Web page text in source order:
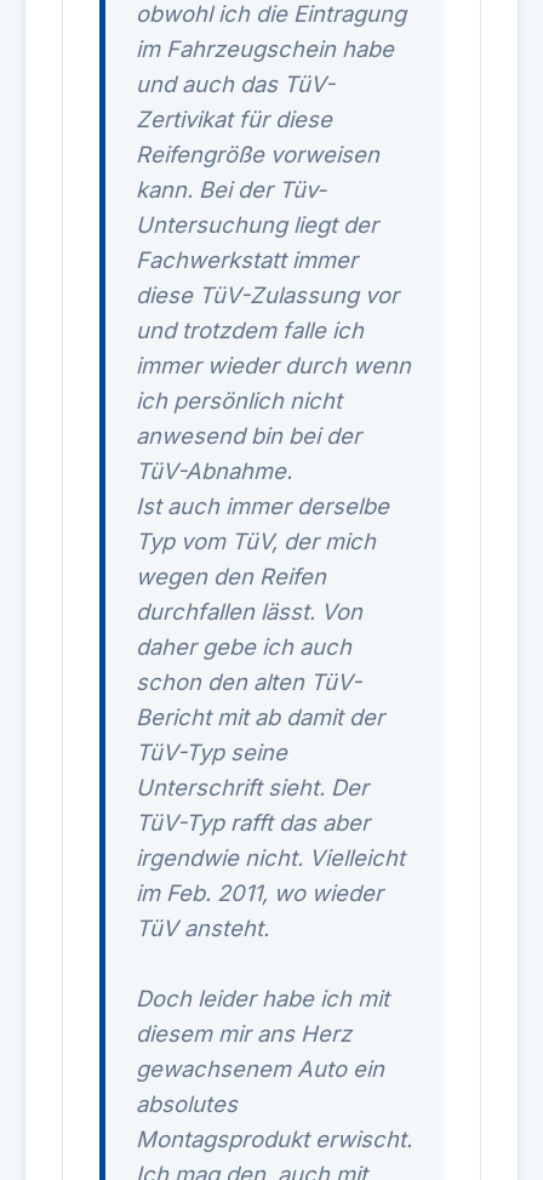
obwohl ich die Eintragung
im Fahrzeugschein habe
und auch das TüV-
Zertivikat für diese
Reifengröße vorweisen
kann. Bei der Tüv-
Untersuchung liegt der
Fachwerkstatt immer
diese TüV-Zulassung vor
und trotzdem falle ich
immer wieder durch wenn
ich persönlich nicht
anwesend bin bei der
TüV-Abnahme.
Ist auch immer derselbe
Typ vom TüV, der mich
wegen den Reifen
durchfallen lässt. Von
daher gebe ich auch
schon den alten TüV-
Bericht mit ab damit der
TüV-Typ seine
Unterschrift sieht. Der
TüV-Typ rafft das aber
irgendwie nicht. Vielleicht
im Feb. 2011, wo wieder
TüV ansteht.
Doch leider habe ich mit
diesem mir ans Herz
gewachsenem Auto ein
absolutes
Montagsprodukt erwischt.
Ich mag den, auch mit